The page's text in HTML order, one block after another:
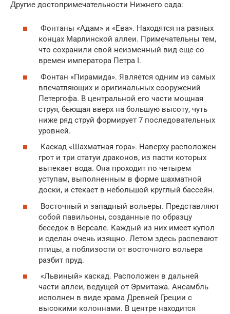
Другие достопримечательности Нижнего сада:
Фонтаны «Адам» и «Ева». Находятся на разных
концах Марлинской аллеи. Примечательны тем,
что сохранили свой неизменный вид еще со
времен императора Петра I.
Фонтан «Пирамида». Является одним из самых
впечатляющих и оригинальных сооружений
Петергофа. В центральной его части мощная
струя, бьющая вверх на большую высоту, чуть
ниже ряд струй формирует 7 последовательных
уровней.
Каскад «Шахматная гора». Наверху расположен
грот и три статуи драконов, из пасти которых
вытекает вода. Она проходит по четырем
уступам, выполненным в форме шахматной
доски, и стекает в небольшой круглый бассейн.
Восточный и западный вольеры. Представляют
собой павильоны, созданные по образцу
беседок в Версале. Каждый из них имеет купол
и сделан очень изящно. Летом здесь распевают
птицы, а поблизости от восточного вольера
разбит пруд.
«Львиный» каскад. Расположен в дальней
части аллеи, ведущей от Эрмитажа. Ансамбль
исполнен в виде храма Древней Греции с
высокими колоннами. В центре находится